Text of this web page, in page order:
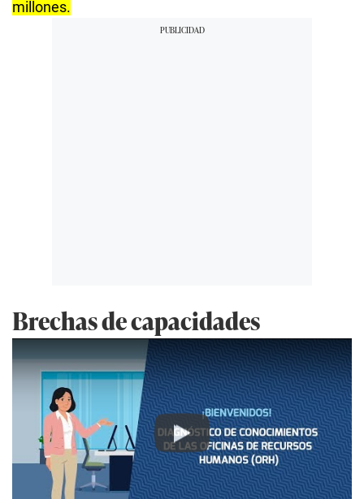
millones.
Brechas de capacidades
Play